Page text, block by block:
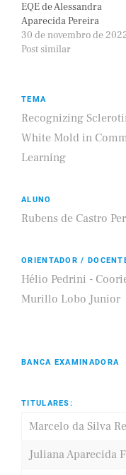
EQE de Alessandra
Aparecida Pereira
30 de novembro de
Post similar
TEMA
Recognizing
White Mold in
Learning
ALUNO
Rubens de Castro
ORIENTADOR /
Hélio Pedrini -
Murillo Lobo Junior
BANCA EXAMINADORA
TITULARES:
Marcelo da Silva
Juliana Aparecida